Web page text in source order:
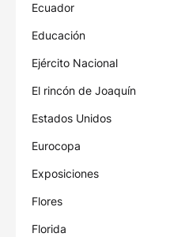
Ecuador
Educación
Ejército Nacional
El rincón de Joaquín
Estados Unidos
Eurocopa
Exposiciones
Flores
Florida